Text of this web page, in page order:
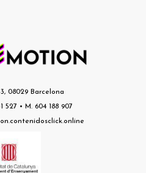
08029 Barcelona
527 • M. 604 188 907